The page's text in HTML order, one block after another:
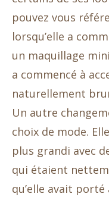
pouvez vous
lorsqu’elle a
un maquillage
a commencé à
naturellement
Un autre
choix de mode.
plus grandi avec
qui étaient
qu’elle avait